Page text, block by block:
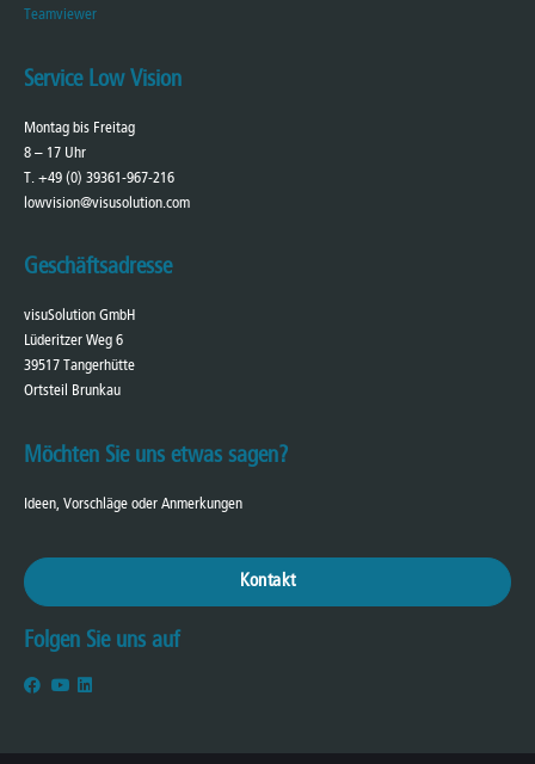
Teamviewer
Service Low Vision
Montag bis Freitag
8 – 17 Uhr
T. +49 (0) 39361-967-216
lowvision@visusolution.com
Geschäftsadresse
visuSolution GmbH
Lüderitzer Weg 6
39517 Tangerhütte
Ortsteil Brunkau
Möchten Sie uns etwas sagen?
Ideen, Vorschläge oder Anmerkungen
Kontakt
Folgen Sie uns auf